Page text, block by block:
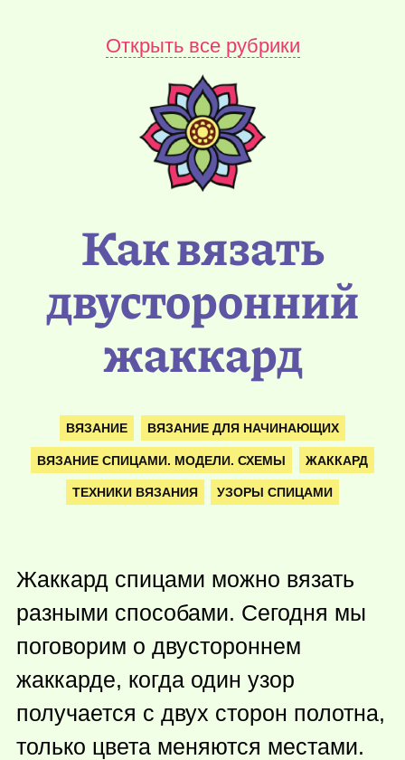
Открыть все рубрики
Как вязать
двусторонний
жаккард
ВЯЗАНИЕ ВЯЗАНИЕ ДЛЯ НАЧИНАЮЩИХ
ВЯЗАНИЕ СПИЦАМИ. МОДЕЛИ. СХЕМЫ ЖАККАРД
ТЕХНИКИ ВЯЗАНИЯ УЗОРЫ СПИЦАМИ
Жаккард спицами можно вязать
разными способами. Сегодня мы
поговорим о двустороннем
жаккарде, когда один узор
получается с двух сторон полотна,
только цвета меняются местами.